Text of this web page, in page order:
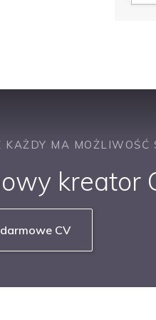
KAŻDY MA
kreator
CV